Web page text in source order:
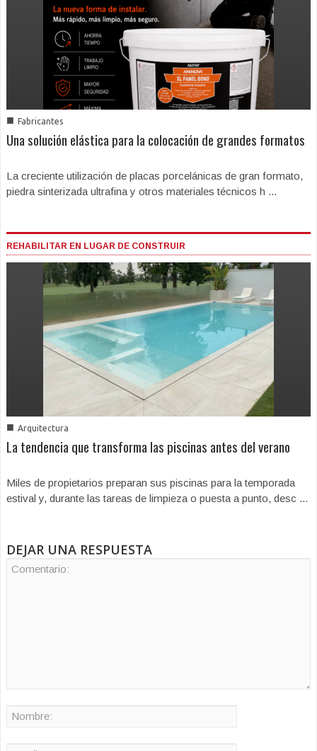
■ Fabricantes
Una solución elástica para la colocación de grandes formatos
La creciente utilización de placas porcelánicas de gran formato,
piedra sinterizada ultrafina y otros materiales técnicos h ...
REHABILITAR EN LUGAR DE CONSTRUIR
■ Arquitectura
La tendencia que transforma las piscinas antes del verano
Miles de propietarios preparan sus piscinas para la temporada
estival y, durante las tareas de limpieza o puesta a punto, desc ...
DEJAR UNA RESPUESTA